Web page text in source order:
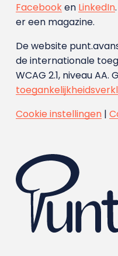
Facebooken LinkedIn
er een magazine.
De website
de internationale
WCAG 2.1, niveau AA.
Cookie instellingen|